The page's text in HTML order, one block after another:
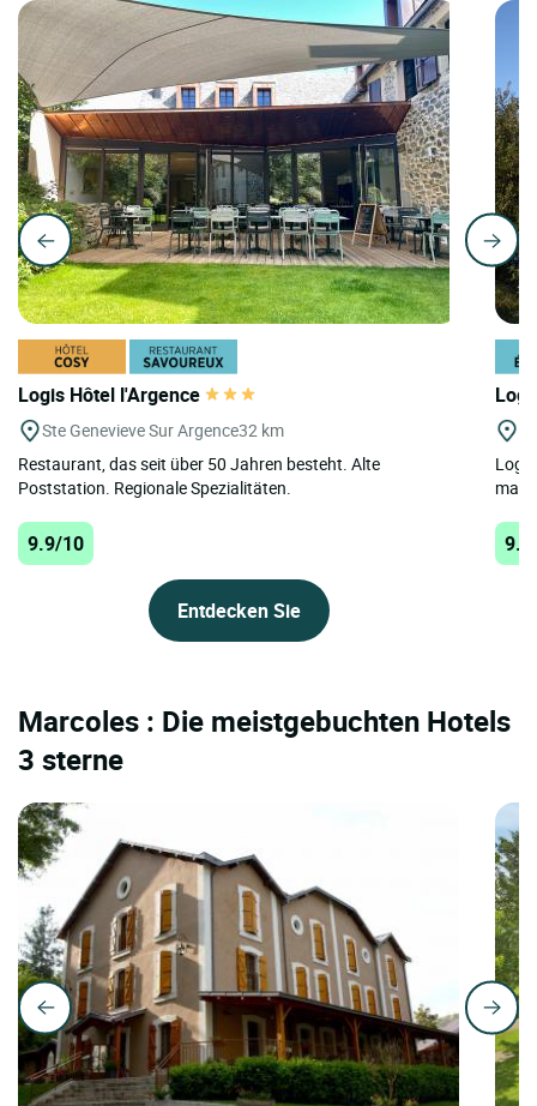
Logis Hôtel l'Argence
Ste Genevieve Sur Argence32 km
Restaurant, das seit über 50 Jahren besteht. Alte
Poststation. Regionale Spezialitäten.
9.9/10
Entdecken Sie
Marcoles : Die meistgebuchten Hotels
3 sterne